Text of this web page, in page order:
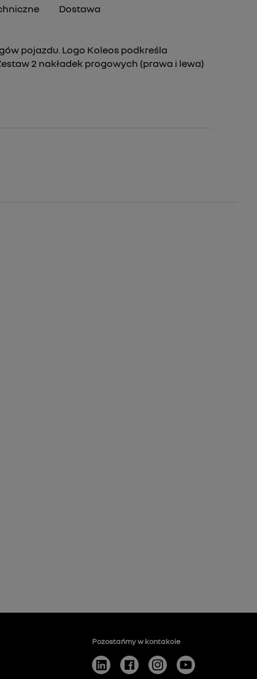
Dostawa
pojazdu. Logo Koleos podkreśla
2 nakładek progowych (prawa i lewa)
Pozostańmy w kontakcie